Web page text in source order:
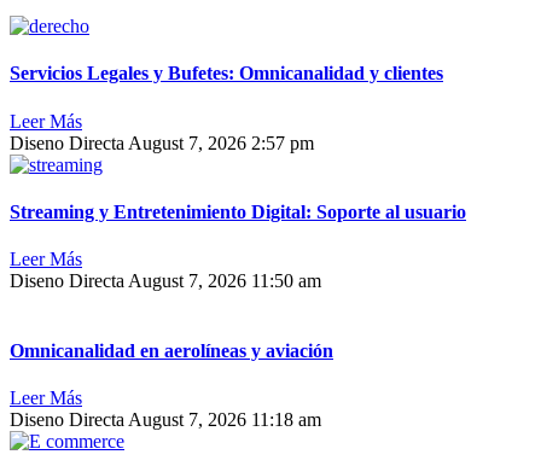
Servicios Legales y Bufetes: Omnicanalidad y clientes
Leer Más
Diseno Directa August 7, 2026 2:57 pm
Streaming y Entretenimiento Digital: Soporte al usuario
Leer Más
Diseno Directa August 7, 2026 11:50 am
Omnicanalidad en aerolíneas y aviación
Leer Más
Diseno Directa August 7, 2026 11:18 am